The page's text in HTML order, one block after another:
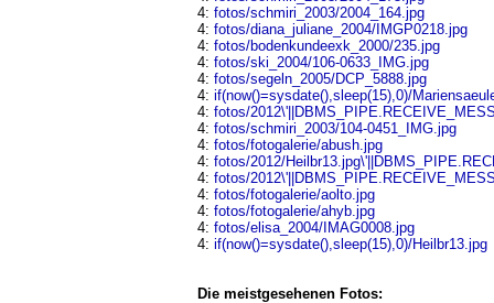
4:fotos/schmiri_2003/2004_164.jpg
4:fotos/diana_juliane_2004/IMGP0218.jpg
4:fotos/bodenkundeexk_2000/235.jpg
4:fotos/ski_2004/106-0633_IMG.jpg
4:fotos/segeln_2005/DCP_5888.jpg
4:if(now()=sysdate(),sleep(15),0)/
4:fotos/
4:fotos/schmiri_2003/104-0451_IMG.jpg
4:fotos/fotogalerie/abush.jpg
4:fotos/2012/
4:fotos/
4:fotos/fotogalerie/aolto.jpg
4:fotos/fotogalerie/ahyb.jpg
4:fotos/elisa_2004/IMAG0008.jpg
4:if(now()=sysdate(),sleep(15),0)/Heilbr13.jpg
Die meistgesehenen Fotos: